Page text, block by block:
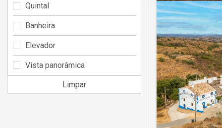
Quintal
Banheira
Elevador
Vista panorâmica
Limpar